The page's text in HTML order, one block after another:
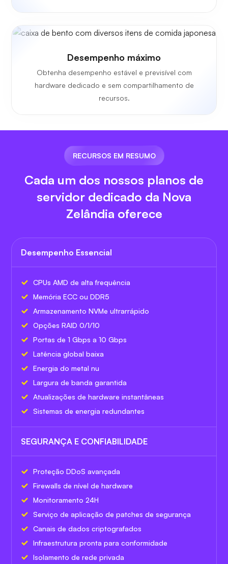
Desempenho máximo
Obtenha desempenho estável e previsível com
hardware dedicado e sem compartilhamento de
recursos.
RECURSOS EM RESUMO
Cada um dos nossos planos de
servidor dedicado da Nova
Zelândia oferece
Desempenho Essencial
CPUs AMD de alta frequência
Memória ECC ou DDR5
Armazenamento NVMe ultrarrápido
Opções RAID 0/1/10
Portas de 1 Gbps a 10 Gbps
Latência global baixa
Energia do metal nu
Largura de banda garantida
Atualizações de hardware instantâneas
Sistemas de energia redundantes
SEGURANÇA E CONFIABILIDADE
Proteção DDoS avançada
Firewalls de nível de hardware
Monitoramento 24H
Serviço de aplicação de patches de segurança
Canais de dados criptografados
Infraestrutura pronta para conformidade
Isolamento de rede privada